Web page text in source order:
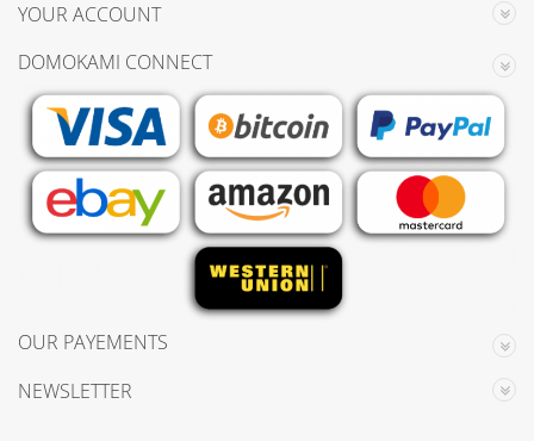
YOUR ACCOUNT
DOMOKAMI CONNECT
OUR PAYEMENTS
NEWSLETTER